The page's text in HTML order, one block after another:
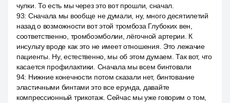
чулки. То есть мы через это вот прошли, сначал.
93: Сначала мы вообще не думали, ну, много десятилетий
назад о возможности вот этой тромбоза Глубоких вен,
соответственно, тромбоэмболии, лёгочной артерии. К
инсульту вроде как это не имеет отношения. Это лежачие
пациенты. Ну, естественно, мы об этом думаем. Так вот, что
касается профилактики. Сначала мы всем бинтовали
94: Нижние конечности потом сказали нет, бинтование
эластичными бинтами это все ерунда, давайте
компрессионный трикотаж. Сейчас мы уже говорим о том,